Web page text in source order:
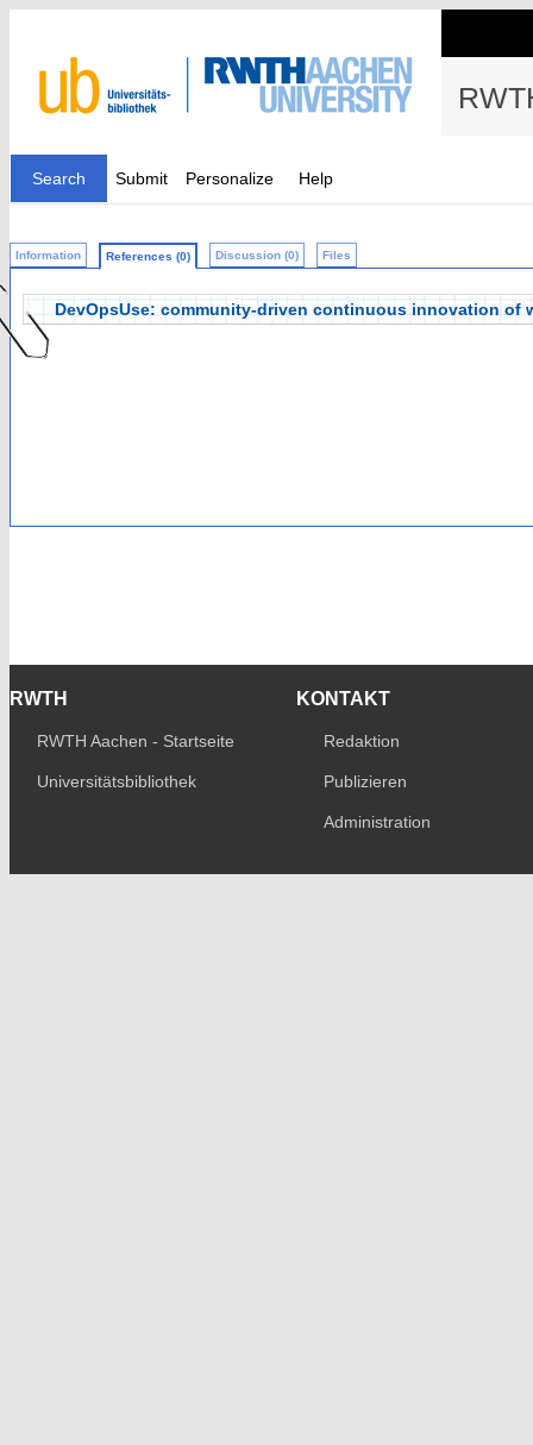
Search Submit Personalize Help
Information References (0) Discussion (0) Files
DevOpsUse: community-driven continuous innovation of
RWTH
RWTH Aachen - Startseite
Universitätsbibliothek
KONTAKT
Redaktion
Publizieren
Administration